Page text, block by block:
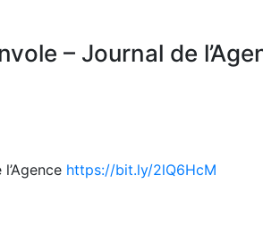
– Journal de
https://bit.ly/2lQ6HcM